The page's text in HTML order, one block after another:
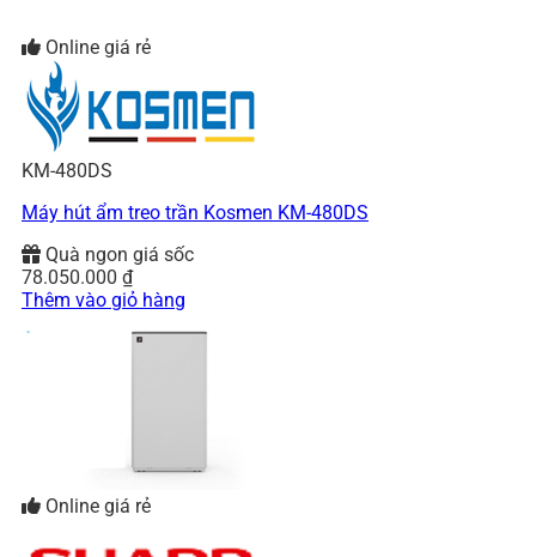
Online giá rẻ
KM-480DS
Máy hút ẩm treo trần Kosmen KM-480DS
Quà ngon giá sốc
78.050.000 ₫
Thêm vào giỏ hàng
Online giá rẻ